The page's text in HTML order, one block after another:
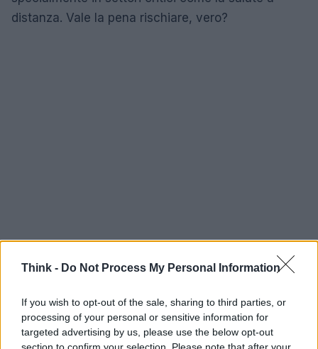
Think - Do Not Process My Personal Information
If you wish to opt-out of the sale, sharing to third parties, or
processing of your personal or sensitive information for
targeted advertising by us, please use the below opt-out
section to confirm your selection. Please note that after your
distanza. Vale la pena rischiare, vero?
sembrare allettanti, è fondamentale approfondire e
considerare il quadro completo. In un settore in